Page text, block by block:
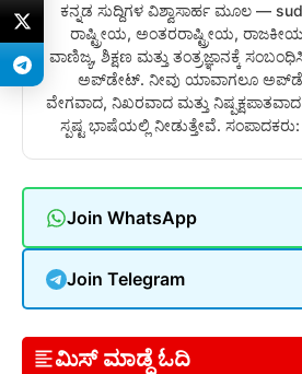
ಕನ್ನಡ ಸುದ್ದಿಗಳ ವಿಶ್ವಾಸಾರ್ಹ ಮೂಲ —
ರಾಷ್ಟ್ರೀಯ, ಅಂತರರಾಷ್ಟ್ರೀಯ,
ವಾಣಿಜ್ಯ, ಶಿಕ್ಷಣ ಮತ್ತು ತಂತ್ರಜ್ಞಾನಕ್ಕೆ
ಅಪ್‌ಡೇಟ್. ನೀವು ಯಾವಾಗಲೂ
ವೇಗವಾದ, ನಿಖರವಾದ ಮತ್ತು ನಿಷ್ಪಕ್ಷಪಾತವಾದ
ಸ್ಪಷ್ಟ ಭಾಷೆಯಲ್ಲಿ ನೀಡುತ್ತೇವೆ.
Join WhatsApp
Join Telegram
ಮಿಸ್ ಮಾಡ್ದೆ ಓದಿ